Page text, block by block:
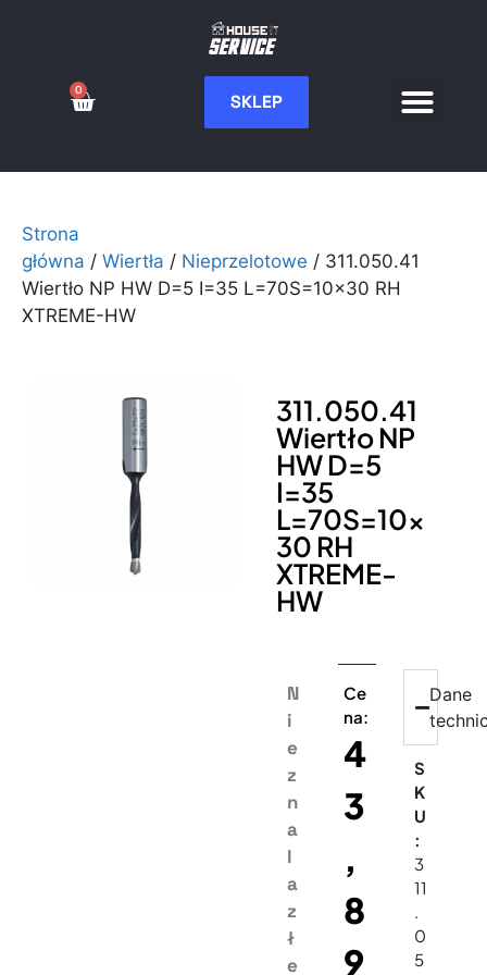
SKLEP
0
Strona
główna / Wiertła / Nieprzelotowe / 311.050.41
Wiertło NP HW D=5 I=35 L=70S=10×30 RH
XTREME-HW
311.050.41
Wiertło NP
HW D=5
I=35
L=70S=10×
30 RH
XTREME-
HW
N
i
e
z
n
a
l
a
z
ł
e
Ce
na:
4
3
,
8
9
Dane
S
K
U
:
3
11
.
0
5